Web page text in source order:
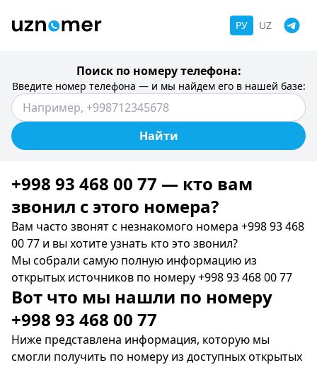
РУ UZ
Поиск по номеру телефона:
Введите номер телефона — и мы найдем его в нашей базе:
Найти
+998 93 468 00 77 — кто вам
звонил c этого номера?
Вам часто звонят с незнакомого номера +998 93 468
00 77 и вы хотите узнать кто это звонил?
Мы собрали самую полную информацию из
открытых источников по номеру +998 93 468 00 77
Вот что мы нашли по номеру
+998 93 468 00 77
Ниже представлена информация, которую мы
смогли получить по номеру из доступных открытых